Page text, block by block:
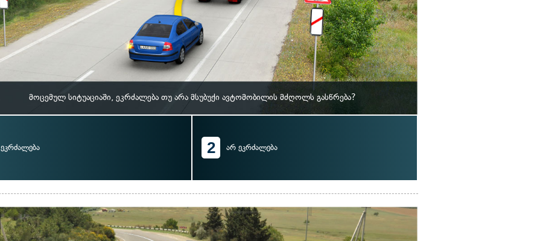
მოცემულ სიტუაციაში, ეკრძალება თუ არა მსუბუქი ავტომობილის მძღოლს გასწრება?
ეკრძალება 2 არ ეკრძალება